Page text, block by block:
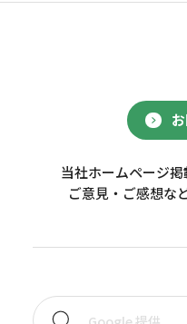
当社ホームページ
ご意見・ご感想な